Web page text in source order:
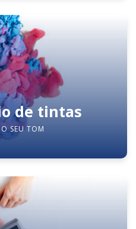
de tintas
SEU TOM